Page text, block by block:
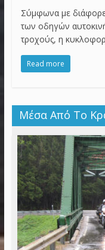
Σύμφωνα με
των οδηγών
τροχούς, η
Read more
Μέσα Από Το